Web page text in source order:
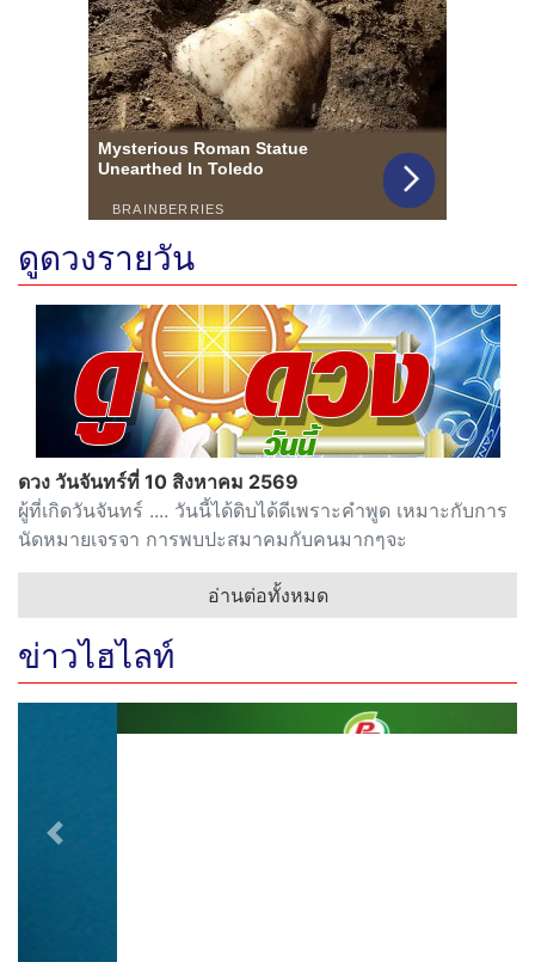
ดูดวงรายวัน
ดวง วันจันทร์ที่ 10 สิงหาคม 2569
ผู้ที่เกิดวันจันทร์ .... วันนี้ได้ดิบได้ดีเพราะคำพูด เหมาะกับการ
นัดหมายเจรจา การพบปะสมาคมกับคนมากๆจะ
อ่านต่อทั้งหมด
ข่าวไฮไลท์
Previous